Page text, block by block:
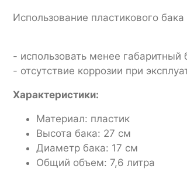
Использование пластикового
- использовать менее
- отсутствие коррозии при
Характеристики:
Материал: пластик
Высота бака: 27 см
Диаметр бака: 17 см
Общий объем: 7,6 литра